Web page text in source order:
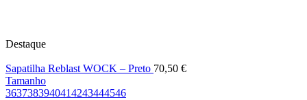
Destaque
Sapatilha Reblast WOCK – Preto 70,50 €
Tamanho
3637383940414243444546